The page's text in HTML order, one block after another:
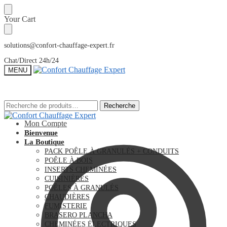
Sauter
à
la
navigation
Skip
to
content
Your Cart
solutions@confort-chauffage-expert.fr
Chat/Direct 24h/24
MENU
Recherche
pour :
Recherche
Mon Compte
Recherche
pour :
Recherche
Bienvenue
La Boutique
PACK POÊLE À GRANULÉS + CONDUITS
POÊLE À BOIS
INSERTS CHEMINÉES
CUISINIÈRES
POÊLES À GRANULÉS
CHAUDIÈRES
FUMISTERIE
BRASERO PLANCHA
CHEMINÉES ÉLECTRIQUES